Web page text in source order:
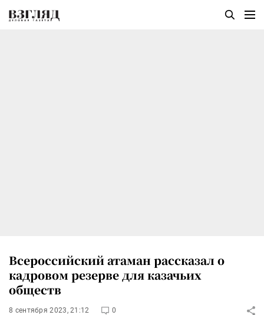
Всероссийский атаман рассказал о
кадровом резерве для казачьих
обществ
8 сентября 2023, 21:12 0